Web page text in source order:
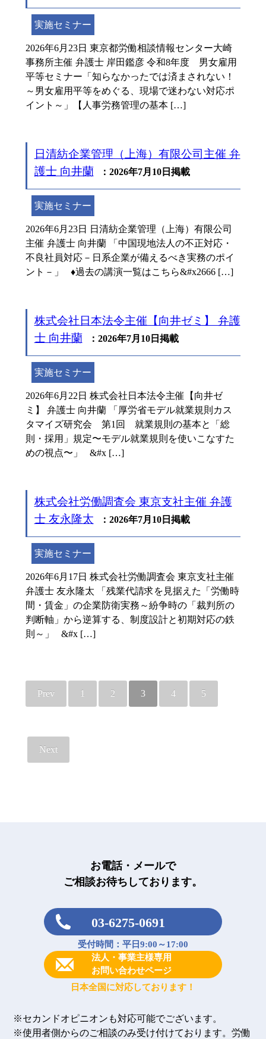
実施セミナー
2026年6月23日 東京都労働相談情報センター大崎
事務所主催 弁護士 岸田鑑彦 令和8年度 男女雇用
平等セミナー「知らなかったでは済まされない！
～男女雇用平等をめぐる、現場で迷わない対応ポ
イント～」【人事労務管理の基本 […]
日清紡企業管理（上海）有限公司主催 弁
護士 向井蘭
：2026年7月10日掲載
実施セミナー
2026年6月23日 日清紡企業管理（上海）有限公司
主催 弁護士 向井蘭 「中国現地法人の不正対応・
不良社員対応－日系企業が備えるべき実務のポイ
ント－」 ♦過去の講演一覧はこちら&#x2666 […]
株式会社日本法令主催【向井ゼミ】 弁護
士 向井蘭
：2026年7月10日掲載
実施セミナー
2026年6月22日 株式会社日本法令主催【向井ゼ
ミ】 弁護士 向井蘭 「厚労省モデル就業規則カス
タマイズ研究会 第1回 就業規則の基本と「総
則・採用」規定〜モデル就業規則を使いこなすた
めの視点〜」 &#x […]
株式会社労働調査会 東京支社主催 弁護
士 友永隆太
：2026年7月10日掲載
実施セミナー
2026年6月17日 株式会社労働調査会 東京支社主催
弁護士 友永隆太 「残業代請求を見据えた「労働時
間・賃金」の企業防衛実務～紛争時の「裁判所の
判断軸」から逆算する、制度設計と初期対応の鉄
則～」 &#x […]
Prev 1 2 3 4 5
Next
お電話・メールで
ご相談お待ちしております。
03-6275-0691
受付時間：平日9:00～17:00
法人・事業主様専用
お問い合わせページ
日本全国に対応しております！
※セカンドオピニオンも対応可能でございます。
※使用者側からのご相談のみ受け付けております。労働